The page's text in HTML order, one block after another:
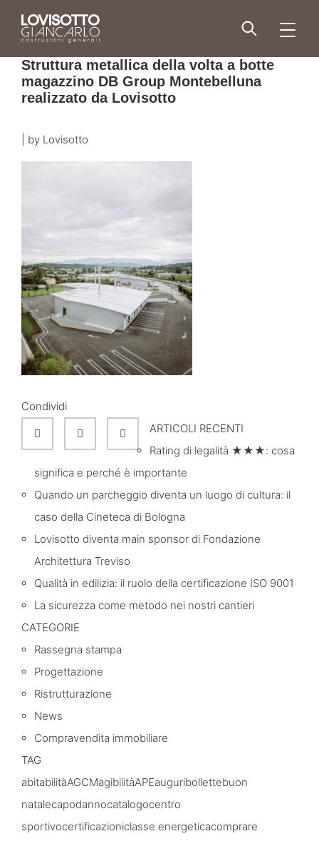
content
Struttura metallica della volta a botte
magazzino DB Group Montebelluna
realizzato da Lovisotto
by Lovisotto
Condividi
ARTICOLI RECENTI
Rating di legalità ★★★: cosa
significa e perché è importante
Quando un parcheggio diventa un luogo di cultura: il
caso della Cineteca di Bologna
Lovisotto diventa main sponsor di Fondazione
Architettura Treviso
Qualità in edilizia: il ruolo della certificazione ISO 9001
La sicurezza come metodo nei nostri cantieri
CATEGORIE
Rassegna stampa
Progettazione
Ristrutturazione
News
Compravendita immobiliare
TAG
abitabilitàAGCMagibilitàAPEauguribollettebuon
natalecapodannocatalogocentro
sportivocertificazioniclasse energeticacomprare